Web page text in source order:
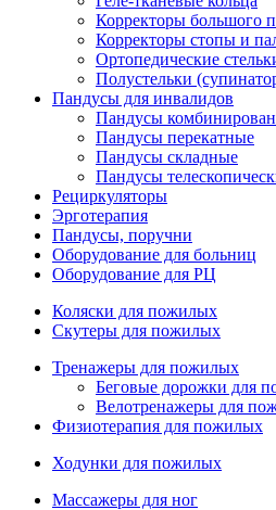
Корректоры большого
Корректоры стопы и
Ортопедические
Полустельки
Пандусы для инвалидов
Пандусы
Пандусы перекатные
Пандусы складные
Пандусы
Рециркуляторы
Эрготерапия
Пандусы, поручни
Оборудование для больниц
Оборудование для РЦ
Коляски для пожилых
Скутеры для пожилых
Тренажеры для пожилых
Беговые дорожки для
Велотренажеры для
Физиотерапия для пожилых
Ходунки для пожилых
Массажеры для ног